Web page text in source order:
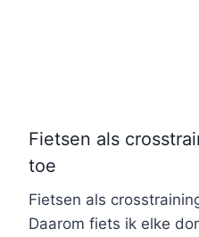
Fietsen als
toe
Fietsen als
Daarom fiets ik elke